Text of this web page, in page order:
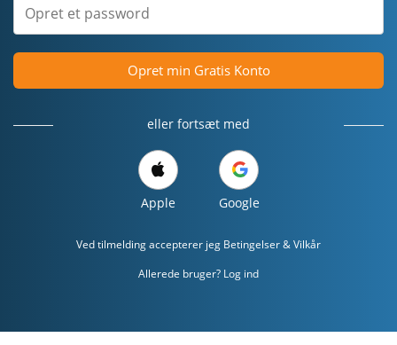
Opret min Gratis Konto
eller fortsæt med
Apple Google
Ved tilmelding accepterer jeg Betingelser & Vilkår
Allerede bruger? Log ind